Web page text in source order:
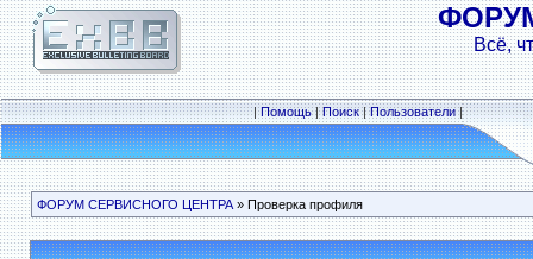
Всё,
|Помощь|Поиск|Пользователи|
ФОРУМ СЕРВИСНОГО ЦЕНТРА» Проверка профиля